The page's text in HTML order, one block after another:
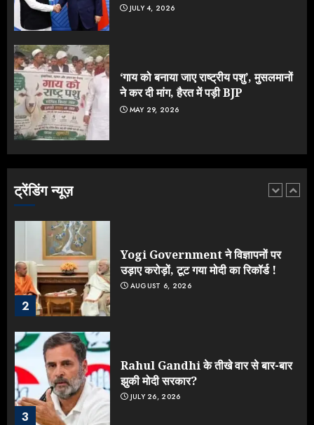
JULY 4, 2026
‘गाय को बनाया जाए राष्ट्रीय पशु’, मुसलमानों
ने कर दी मांग, हैरत में पड़ी BJP
MAY 29, 2026
ट्रेंडिंग न्यूज़
5
JULY 23, 2026
1
लड़ाई, यूपी चुनाव में भाजपा उठाएगी भारी
नुकसान
2
Yogi Government ने विज्ञापनों पर
उड़ाए करोड़ों, टूट गया मोदी का रिकॉर्ड !
AUGUST 6, 2026
3
Rahul Gandhi के तीखे वार से बार-बार
झुकी मोदी सरकार?
JULY 26, 2026